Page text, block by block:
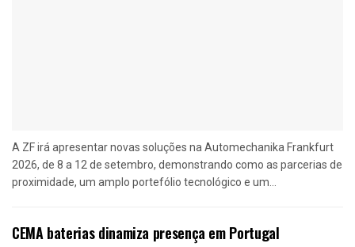
A ZF irá apresentar novas soluções na Automechanika Frankfurt
2026, de 8 a 12 de setembro, demonstrando como as parcerias de
proximidade, um amplo portefólio tecnológico e um...
CEMA baterias dinamiza presença em Portugal